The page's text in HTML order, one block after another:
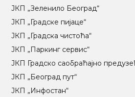
ЈКП „Зеленило Београд“
ЈКП „Градске пијаце“
ЈКП „Градска чистоћа“
ЈКП „Паркинг сервис“
ЈКП Градско саобраћајно
ЈКП „Београд пут“
ЈКП „Инфостан“